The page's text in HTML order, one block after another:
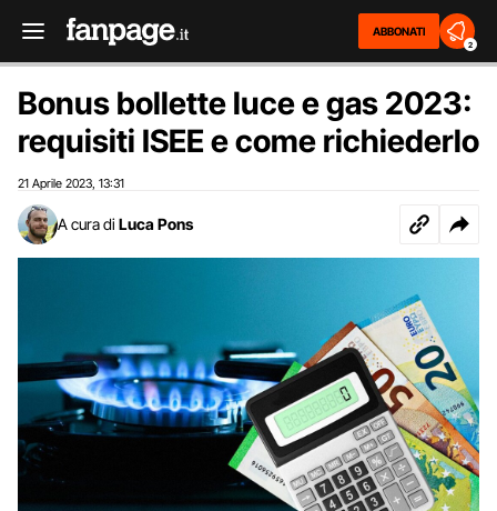
ABBONATI
2
Bonus bollette luce e gas 2023:
requisiti ISEE e come richiederlo
21 Aprile 2023 13:31
A cura di Luca Pons